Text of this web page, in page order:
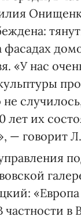
фасадах
«У нас
лет их
— говорит
частности в